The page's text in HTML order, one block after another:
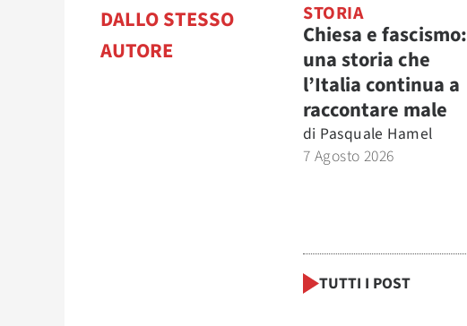
DALLO STESSO
AUTORE
STORIA
Chiesa e fascismo:
una storia che
l’Italia continua a
raccontare male
di Pasquale Hamel
7 Agosto 2026
TUTTI I POST